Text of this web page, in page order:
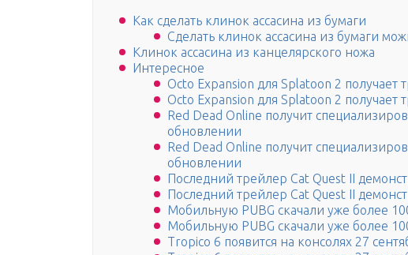
Как сделать клинок ассасина из бумаги
Сделать клинок ассасина из бумаги
Клинок ассасина из канцелярского ножа
Интересное
Octo Expansion для Splatoon 2 получает
Octo Expansion для Splatoon 2 получает
Red Dead Online получит
обновлении
Red Dead Online получит
обновлении
Последний трейлер Cat Quest II
Последний трейлер Cat Quest II
Мобильную PUBG скачали уже более
Мобильную PUBG скачали уже более
Tropico 6 появится на консолях 27